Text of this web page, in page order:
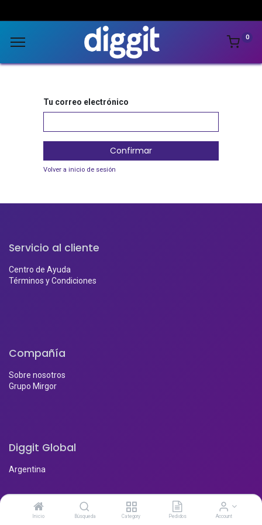
Inicio Búsqueda Category Pedidos Account
0
Tu correo electrónico
Confirmar
Volver a inicio de sesión
Servicio al cliente
Centro de Ayuda
Términos y Condiciones
Compañía
Sobre nosotros
Grupo Mirgor
Diggit Global
Argentina
Contáctenos